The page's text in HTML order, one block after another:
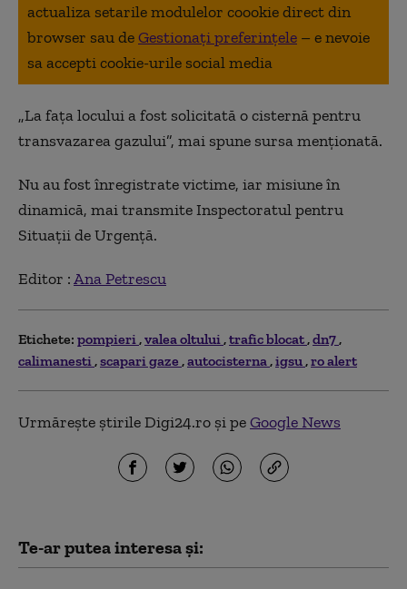
actualiza setarile modulelor coookie direct din
browser sau deGestionați preferințele – e nevoie
sa accepti cookie-urile social media
„La fața locului a fost solicitată o cisternă pentru
transvazarea gazului”, mai spune sursa menționată.
Nu au fost înregistrate victime, iar misiune în
dinamică, mai transmite Inspectoratul pentru
Situații de Urgență.
Editor :Ana Petrescu
Etichete: pompieri valea oltului trafic blocat dn7
calimanesti scapari gaze autocisterna igsu ro alert
Urmărește știrile Digi24.ro și peGoogle News
Te-ar putea interesa și: